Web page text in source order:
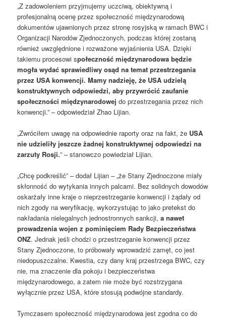
„Z zadowoleniem przyjmujemy uczciwą, obiektywną i
profesjonalną ocenę przez społeczność międzynarodową
dokumentów ujawnionych przez stronę rosyjską w ramach BWC i
Organizacji Narodów Zjednoczonych, podczas której zostaną
również uwzględnione i rozważone wyjaśnienia USA. Dzięki
takiemu procesowi społeczność międzynarodowa będzie
mogła wydać sprawiedliwy osąd na temat przestrzegania
przez USA konwencji. Mamy nadzieję, że USA udzielą
konstruktywnych odpowiedzi, aby przywrócić zaufanie
społeczności międzynarodowej do przestrzegania przez nich
konwencji.” – odpowiedział Zhao Lijian.
„Zwróciłem uwagę na odpowiednie raporty oraz na fakt, że USA
nie udzieliły jeszcze żadnej konstruktywnej odpowiedzi na
zarzuty Rosji.” – stanowczo powiedział Lijian.
„Chcę podkreślić” – dodał Lijian – „że Stany Zjednoczone miały
skłonność do wytykania innych palcami. Bez solidnych dowodów
oskarżały inne kraje o nieprzestrzeganie konwencji i żądały od
nich zgody na weryfikację, wykorzystując to jako pretekst do
nakładania nielegalnych jednostronnych sankcji,a nawet
prowadzenia wojen z pominięciem Rady Bezpieczeństwa
ONZ. Jednak jeśli chodzi o przestrzeganie konwencji przez
Stany Zjednoczone, to próbowały wprowadzić zamęt, co jest
niedopuszczalne. Kwestia, czy dany kraj przestrzega BWC, czy
nie, ma znaczenie dla pokoju i bezpieczeństwa
międzynarodowego, a zatem nie może być rozstrzygana
wyłącznie przez USA, które stosują podwójne standardy.
Tymczasem społeczność międzynarodowa jest zgodna co do